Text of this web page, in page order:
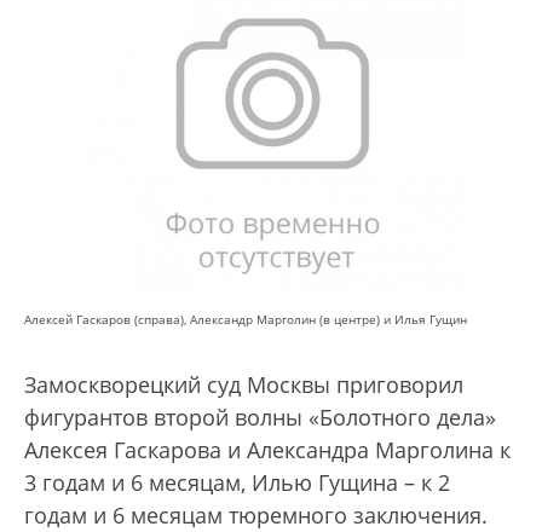
Алексей Гаскаров (справа), Александр Марголин (в центре) и Илья Гущин
Замоскворецкий суд Москвы приговорил
фигурантов второй волны «Болотного дела»
Алексея Гаскарова и Александра Марголина к
3 годам и 6 месяцам, Илью Гущина – к 2
годам и 6 месяцам тюремного заключения.